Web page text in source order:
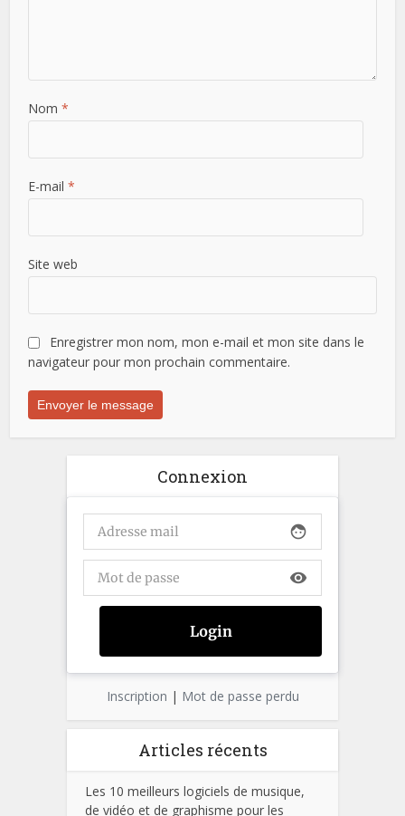
Nom*
E-mail*
Site web
Enregistrer mon nom, mon e-mail et mon site dans le
navigateur pour mon prochain commentaire.
Connexion
face
visibility
Inscription | Mot de passe perdu
Articles récents
Les 10 meilleurs logiciels de musique,
de vidéo et de graphisme pour les